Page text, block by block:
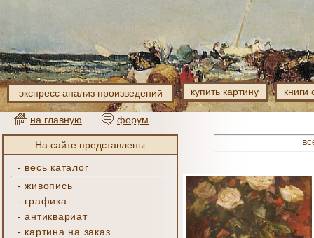
экспресс анализ произведений купить картину книги
на главную форум
На сайте представлены
- весь каталог
-живопись
- графика
-антиквариат
- картина на заказ